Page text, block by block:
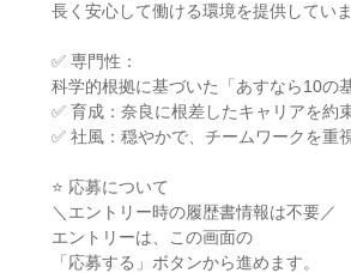
長く安心して働ける環境を提供していま
✅ 専門性：
科学的根拠に基づいた「あすなら10の
✅ 育成：奈良に根差したキャリアを約
✅ 社風：穏やかで、チームワークを重
⭐ 応募について
＼エントリー時の履歴書情報は不要／
エントリーは、この画面の
「応募する」ボタンから進めます。